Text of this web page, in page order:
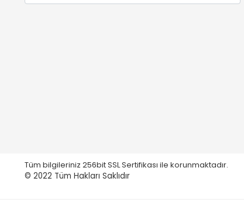
Tüm bilgileriniz 256bit SSL Sertifikası ile korunmaktadır.
© 2022 Tüm Hakları Saklıdır